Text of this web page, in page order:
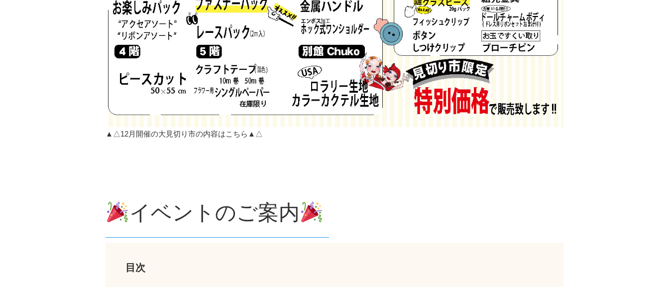
▲△12月開催の大見切り市の内容はこちら▲△
イベントのご案内
——————————————————————————————————–
目次